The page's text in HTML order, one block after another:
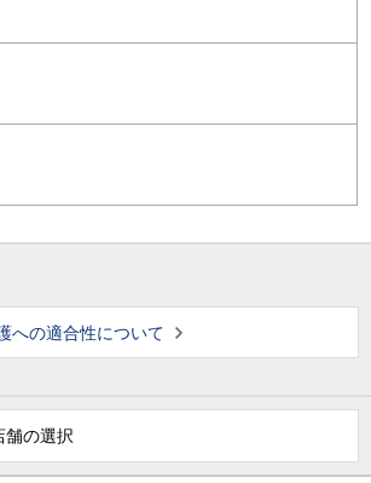
への適合性について
舗の選択